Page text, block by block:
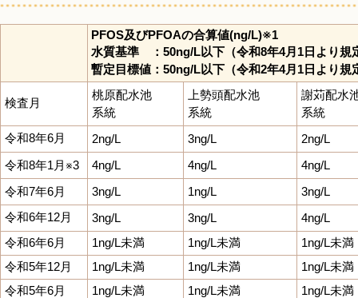
PFOS及びPFOAの合算値(ng/L)※1
水質基準 ：50ng/L以下（令和8年4月1日より規
暫定目標値：50ng/L以下（令和2年4月1日より規
検査月
桃原配水池
系統
上勢頭配水池
系統
謝苅配水
系統
令和8年6月
2ng/L 3ng/L
2ng/L
令和8年1月※3
4ng/L 4ng/L
4ng/L
令和7年6月
3ng/L 1ng/L
3ng/L
令和6年12月
3ng/L 3ng/L
4ng/L
令和6年6月
1ng/L未満 1ng/L未満
1ng/L未満
令和5年12月
1ng/L未満 1ng/L未満
1ng/L未満
令和5年6月
1ng/L未満 1ng/L未満
1ng/L未満